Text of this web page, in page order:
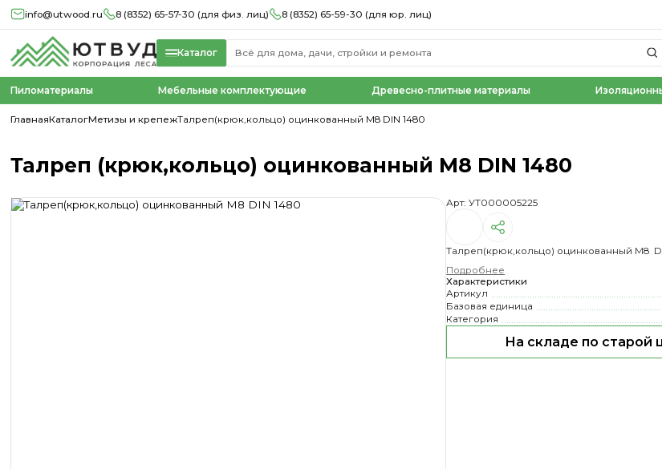
info@utwood.ru 8 (8352) 65-57-30 (для физ. лиц) 8 (8352) 65-59-30 (для юр. лиц)
Каталог
Пиломатериалы Мебельные комплектующие Древесно-плитные материалы
ГлавнаяКаталогМетизы и крепежТалреп(крюк,кольцо) оцинкованный М8 DIN 1480
Талреп (крюк,кольцо) оцинкованный М8 DIN 1480
Арт: УТ000005225
Талреп(крюк,кольцо) оцинкованный М8
Подробнее
Характеристики
Артикул
Базовая единица
Категория
На складе по старой